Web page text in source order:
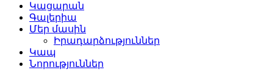
Կացարան
Գալերիա
Մեր մասին
Իրադարձություններ
Կապ
Նորություններ